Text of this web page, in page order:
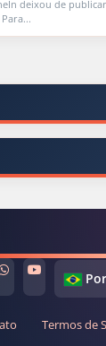
deixou de
Termos de